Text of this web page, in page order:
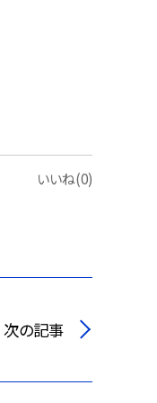
いいね(0)
次の記事